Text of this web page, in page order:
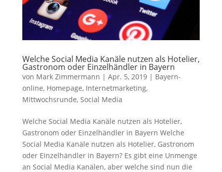
Welche Social Media Kanäle nutzen als Hotelier,
Gastronom oder Einzelhändler in Bayern
von Mark Zimmermann | Apr. 5, 2019| Bayern-
online, Homepage, Internetmarketing,
Mittwochsrunde, Social Media
Welche Social Media Kanäle nutzen als Hotelier,
Gastronom oder Einzelhändler in Bayern Welche
Social Media Kanäle nutzen als Hotelier, Gastronom
oder Einzelhändler in Bayern? Es gibt eine Unmenge
an Social Media Kanälen, aber welche sind nun die